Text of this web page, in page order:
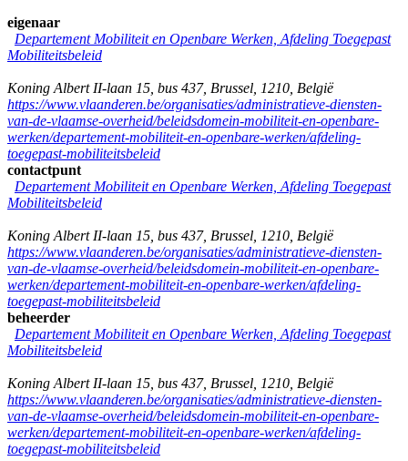
eigenaar
Departement Mobiliteit en Openbare Werken, Afdeling Toegepast
Mobiliteitsbeleid
Koning Albert II-laan 15, bus 437, Brussel 1210 België
https://www.vlaanderen.be/organisaties/administratieve-diensten-
van-de-vlaamse-overheid/beleidsdomein-mobiliteit-en-openbare-
werken/departement-mobiliteit-en-openbare-werken/afdeling-
toegepast-mobiliteitsbeleid
contactpunt
Departement Mobiliteit en Openbare Werken, Afdeling Toegepast
Mobiliteitsbeleid
Koning Albert II-laan 15, bus 437, Brussel 1210 België
https://www.vlaanderen.be/organisaties/administratieve-diensten-
van-de-vlaamse-overheid/beleidsdomein-mobiliteit-en-openbare-
werken/departement-mobiliteit-en-openbare-werken/afdeling-
toegepast-mobiliteitsbeleid
beheerder
Departement Mobiliteit en Openbare Werken, Afdeling Toegepast
Mobiliteitsbeleid
Koning Albert II-laan 15, bus 437, Brussel 1210 België
https://www.vlaanderen.be/organisaties/administratieve-diensten-
van-de-vlaamse-overheid/beleidsdomein-mobiliteit-en-openbare-
werken/departement-mobiliteit-en-openbare-werken/afdeling-
toegepast-mobiliteitsbeleid